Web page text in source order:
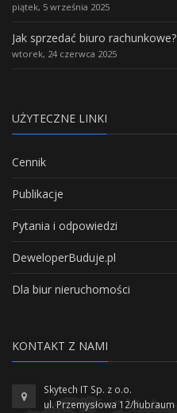
piątek, 5 września 2025
Jak sprzedać biuro rachunkowe?
wtorek, 24 czerwca 2025
UŻYTECZNE LINKI
Cennik
Publikacje
Pytania i odpowiedzi
DeweloperBuduje.pl
Dla biur nieruchomości
KONTAKT Z NAMI
Skytech IT Sp. z o.o.
ul. Przemysłowa 12/hubraum